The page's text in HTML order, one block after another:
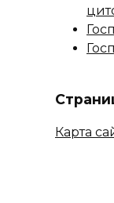
Карта